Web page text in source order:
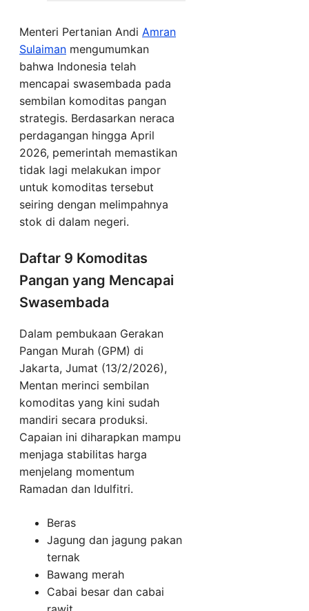
Menteri Pertanian Andi Amran
Sulaiman mengumumkan
bahwa Indonesia telah
mencapai swasembada pada
sembilan komoditas pangan
strategis. Berdasarkan neraca
perdagangan hingga April
2026, pemerintah memastikan
tidak lagi melakukan impor
untuk komoditas tersebut
seiring dengan melimpahnya
stok di dalam negeri.
Daftar 9 Komoditas
Pangan yang Mencapai
Swasembada
Dalam pembukaan Gerakan
Pangan Murah (GPM) di
Jakarta, Jumat (13/2/2026),
Mentan merinci sembilan
komoditas yang kini sudah
mandiri secara produksi.
Capaian ini diharapkan mampu
menjaga stabilitas harga
menjelang momentum
Ramadan dan Idulfitri.
Beras
Jagung dan jagung pakan
ternak
Bawang merah
Cabai besar dan cabai